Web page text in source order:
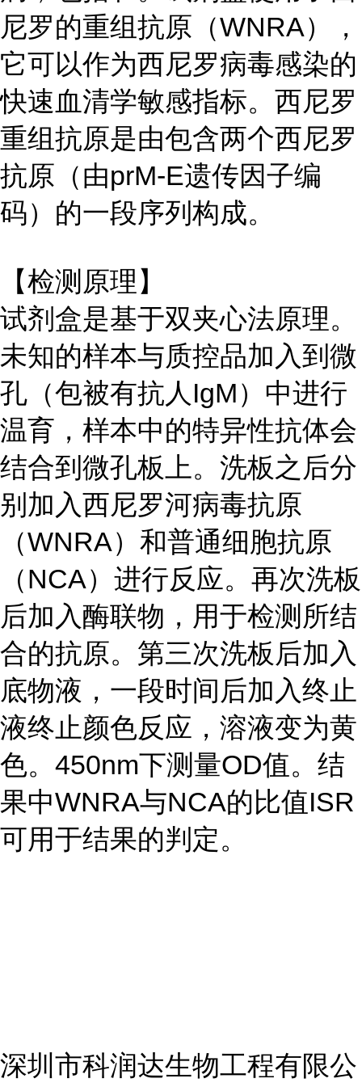
尼罗的重组抗原（WNRA），
它可以作为西尼罗病毒感染的
快速血清学敏感指标。西尼罗
重组抗原是由包含两个西尼罗
抗原（由prM-E遗传因子编
码）的一段序列构成。
【检测原理】
试剂盒是基于双夹心法原理。
未知的样本与质控品加入到微
孔（包被有抗人IgM）中进行
温育，样本中的特异性抗体会
结合到微孔板上。洗板之后分
别加入西尼罗河病毒抗原
（WNRA）和普通细胞抗原
（NCA）进行反应。再次洗板
后加入酶联物，用于检测所结
合的抗原。第三次洗板后加入
底物液，一段时间后加入终止
液终止颜色反应，溶液变为黄
色。450nm下测量OD值。结
果中WNRA与NCA的比值ISR
可用于结果的判定。
深圳市科润达生物工程有限公